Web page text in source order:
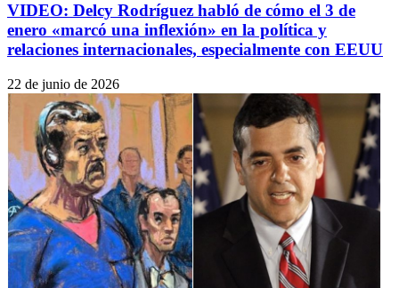
VIDEO: Delcy Rodríguez habló de cómo el 3 de
enero «marcó una inflexión» en la política y
relaciones internacionales, especialmente con EEUU
22 de junio de 2026